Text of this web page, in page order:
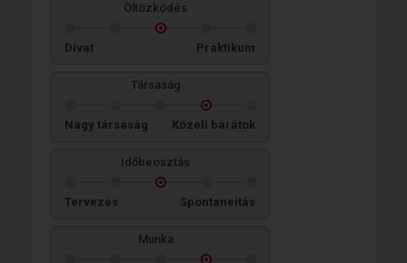
Öltözködés
Divat Praktikum
Társaság
Nagy társaság Közeli barátok
Időbeosztás
Tervezés Spontaneitás
Munka